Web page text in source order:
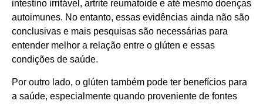
intestino irritável, artrite reumatoide e até mesmo doenças
autoimunes. No entanto, essas evidências ainda não são
conclusivas e mais pesquisas são necessárias para
entender melhor a relação entre o glúten e essas
condições de saúde.
Por outro lado, o glúten também pode ter benefícios para
a saúde, especialmente quando proveniente de fontes